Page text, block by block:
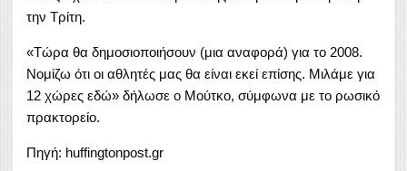
την Τρίτη.
«Τώρα θα δημοσιοποιήσουν (μια αναφορά) για το 2008.
Νομίζω ότι οι αθλητές μας θα είναι εκεί επίσης. Μιλάμε για
12 χώρες εδώ» δήλωσε ο Μούτκο, σύμφωνα με το ρωσικό
πρακτορείο.
Πηγή: huffingtonpost.gr